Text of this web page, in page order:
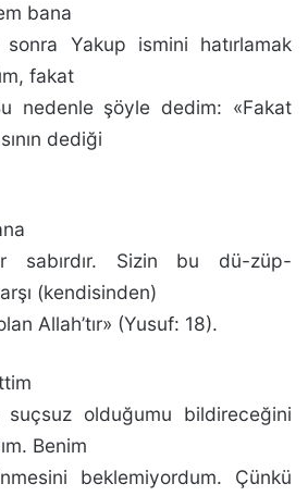
bana
sonra Yakup ismini hatırlamak
fakat
nedenle şöyle dedim: «Fakat
dediği
sabırdır. Sizin bu dü-züp-
(kendisinden)
Allah’tır» (Yusuf: 18).
suçsuz oldu­ğumu bildireceğini
Benim
beklemiyordum. Çünkü